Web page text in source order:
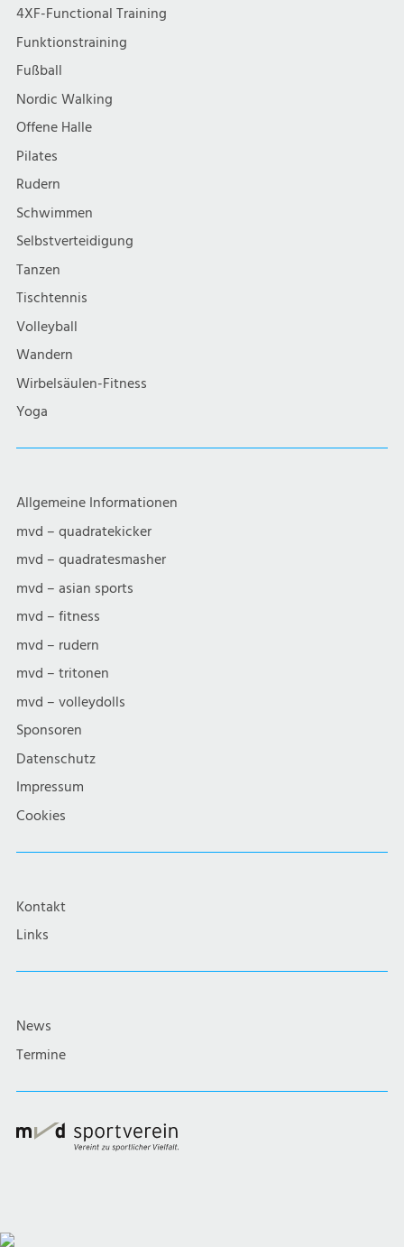
4XF-Functional Training
Funktionstraining
Fußball
Nordic Walking
Offene Halle
Pilates
Rudern
Schwimmen
Selbstverteidigung
Tanzen
Tischtennis
Volleyball
Wandern
Wirbelsäulen-Fitness
Yoga
Allgemeine Informationen
mvd – quadratekicker
mvd – quadratesmasher
mvd – asian sports
mvd – fitness
mvd – rudern
mvd – tritonen
mvd – volleydolls
Sponsoren
Datenschutz
Impressum
Cookies
Kontakt
Links
News
Termine